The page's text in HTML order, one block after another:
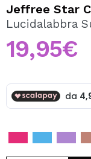
Creando un
acquisti
consultare le tue
Jeffree Star
Lucidalabbra
19,95€